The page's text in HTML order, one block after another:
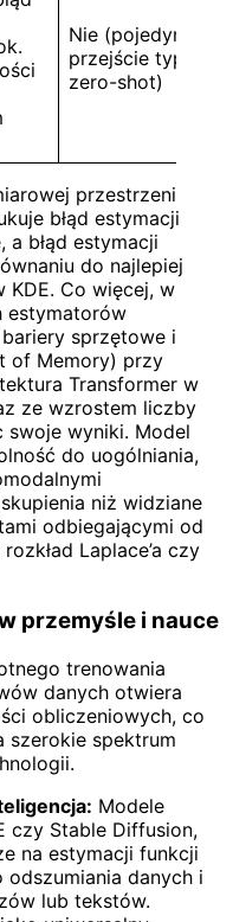
Nie (pojedyncze
przejście typu
zero-shot)
przestrzeni
błąd estymacji
błąd estymacji
do najlepiej
Co więcej, w
estymatorów
sprzętowe i
of Memory) przy
Transformer w
ze wzrostem liczby
swoje wyniki. Model
do uogólniania,
niż widziane
odbiegającymi od
Laplace’a czy
przemyśle i nauce
trenowania
danych otwiera
obliczeniowych, co
szerokie spektrum
Modele
czy Stable Diffusion,
na estymacji funkcji
danych i
lub tekstów.